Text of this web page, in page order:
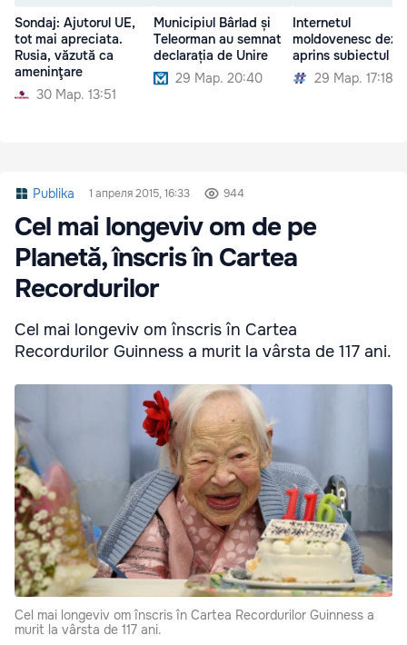
Sondaj: Ajutorul UE,
tot mai apreciata.
Rusia, văzută ca
ameninţare
30 Мар. 13:51
Municipiul Bârlad și
Teleorman au semnat
declarația de Unire
29 Мар. 20:40
Internetul
moldovenesc
aprins subiectul
29 Мар. 17:18
Publika 1 апреля 2015, 16:33 944
Cel mai longeviv om de pe
Planetă, înscris în Cartea
Recordurilor
Cel mai longeviv om înscris în Cartea
Recordurilor Guinness a murit la vârsta de 117 ani.
Cel mai longeviv om înscris în Cartea Recordurilor Guinness a
murit la vârsta de 117 ani.